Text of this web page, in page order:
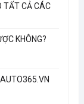
TẤT CẢ CÁC
KHÔNG?